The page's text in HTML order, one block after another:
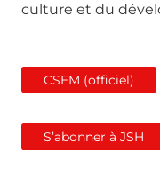
culture et du
CSEM (officiel)
S’abonner à JSH